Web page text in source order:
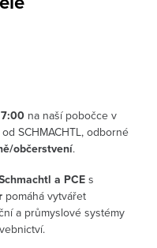
na naší pobočce v
SCHMACHTL, odborné
občerstvení.
a PCEs
pomáhá vytvářet
a průmyslové systémy